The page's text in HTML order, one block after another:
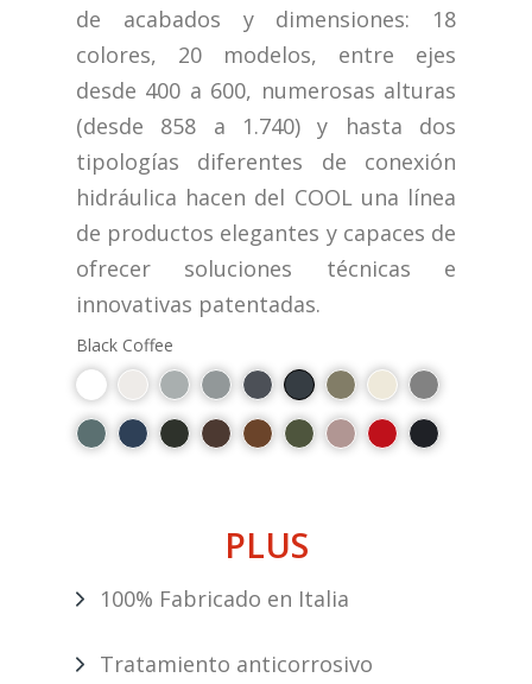
de acabados y dimensiones: 18
colores, 20 modelos, entre ejes
desde 400 a 600, numerosas alturas
(desde 858 a 1.740) y hasta dos
tipologías diferentes de conexión
hidráulica hacen del COOL una línea
de productos elegantes y capaces de
ofrecer soluciones técnicas e
innovativas patentadas.
Black Coffee
PLUS
100% Fabricado en Italia
Tratamiento anticorrosivo